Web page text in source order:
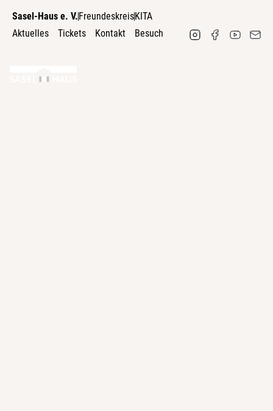
Sasel-Haus e. V.FreundeskreisKITA
Aktuelles
Tickets Kontakt Besuch